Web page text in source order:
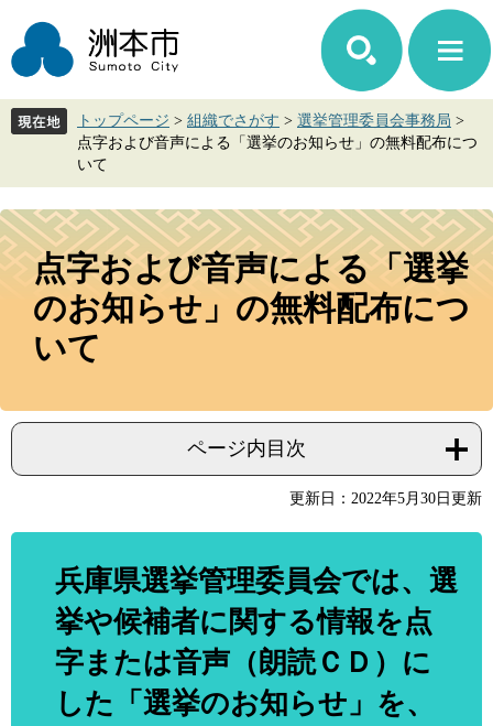
ジ
先
ュ
を
本
文
トップページ > 組織でさがす > 選挙管理委員会事務局 >
点字および音声による「選挙のお知らせ」の無料配布につ
いて
本
文
点字および音声による「選挙
のお知らせ」の無料配布につ
いて
ページ内目次
更新日：2022年5月30日更新
兵庫県選挙管理委員会では、選
挙や候補者に関する情報を点
字または音声（朗読ＣＤ）に
した「選挙のお知らせ」を、